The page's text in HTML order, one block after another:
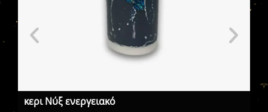
κερι Νύξ ενεργειακό